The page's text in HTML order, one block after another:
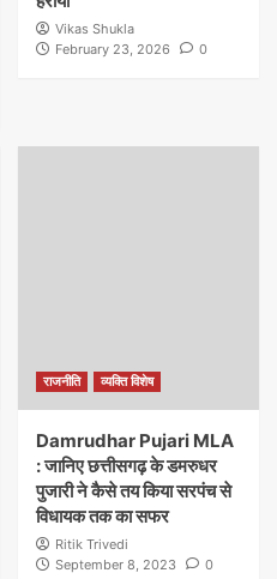
Vikas Shukla
February 23, 2026
0
राजनीति व्यक्ति विशेष
Damrudhar Pujari MLA
: जानिए छत्तीसगढ़ के डमरुधर
पुजारी ने कैसे तय किया सरपंच से
विधायक तक का सफर
Ritik Trivedi
September 8, 2023
0